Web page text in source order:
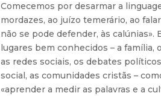
Comecemos por desarmar a
mordazes, ao juízo temerário, ao
não se pode defender, às
lugares bem conhecidos – a família,
as redes sociais, os debates
social, as comunidades cristãs –
«aprender a medir as palavras e a